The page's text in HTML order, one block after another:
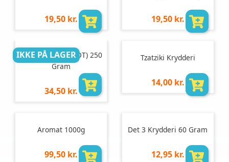
Pris
19,50 kr.
Pris
19,50 kr.
Karry Bombay (HOT) 250
Gram
Pris
34,50 kr.
IKKE PÅ LAGER Tzatziki Krydderi
Pris
14,00 kr.
Aromat 1000g
Pris
99,50 kr.
Det 3 Krydderi 60 Gram
Pris
12,95 kr.